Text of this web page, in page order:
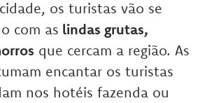
os turistas vão se
com as lindas grutas,
que cercam a região. As
encantar os turistas
nos hotéis fazenda ou